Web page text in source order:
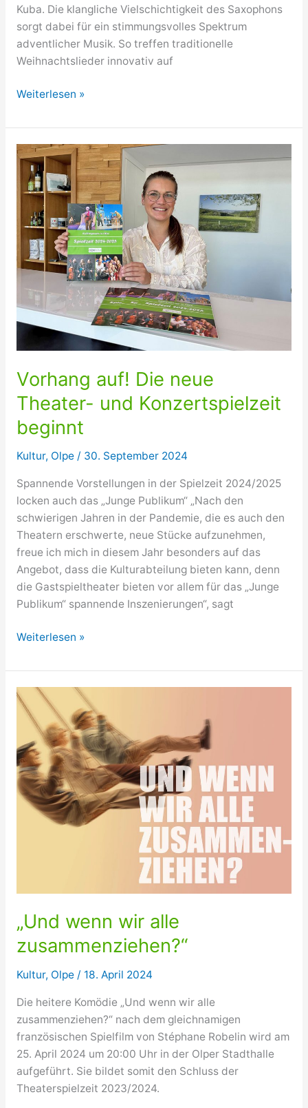
Kuba. Die klangliche Vielschichtigkeit des Saxophons
sorgt dabei für ein stimmungsvolles Spektrum
adventlicher Musik. So treffen traditionelle
Weihnachtslieder innovativ auf
„Swinging
mit
dem
Kokopelli-
Quartett“
Weiterlesen »
Vorhang auf! Die neue
Theater- und Konzertspielzeit
beginnt
Kultur, Olpe/ 30. September 2024
Spannende Vorstellungen in der Spielzeit 2024/2025
locken auch das „Junge Publikum“ „Nach den
schwierigen Jahren in der Pandemie, die es auch den
Theatern erschwerte, neue Stücke aufzunehmen,
freue ich mich in diesem Jahr besonders auf das
Angebot, dass die Kulturabteilung bieten kann, denn
die Gastspieltheater bieten vor allem für das „Junge
Publikum“ spannende Inszenierungen“, sagt
Vorhang
Die
neue
Theater-
und
Konzertspielzeit
beginnt
Weiterlesen »
„Und wenn wir alle
zusammenziehen?“
Kultur, Olpe/ 18. April 2024
Die heitere Komödie „Und wenn wir alle
zusammenziehen?“ nach dem gleichnamigen
französischen Spielfilm von Stéphane Robelin wird am
25. April 2024 um 20:00 Uhr in der Olper Stadthalle
aufgeführt. Sie bildet somit den Schluss der
Theaterspielzeit 2023/2024.